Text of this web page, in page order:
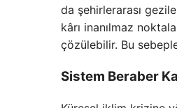
da şehirlerarası
kârı inanılmaz
çözülebilir. Bu
Sistem Beraber